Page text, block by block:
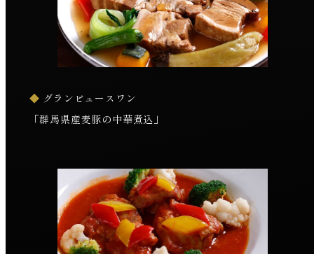
◆ グランビュースワン
「群馬県産麦豚の中華煮込」